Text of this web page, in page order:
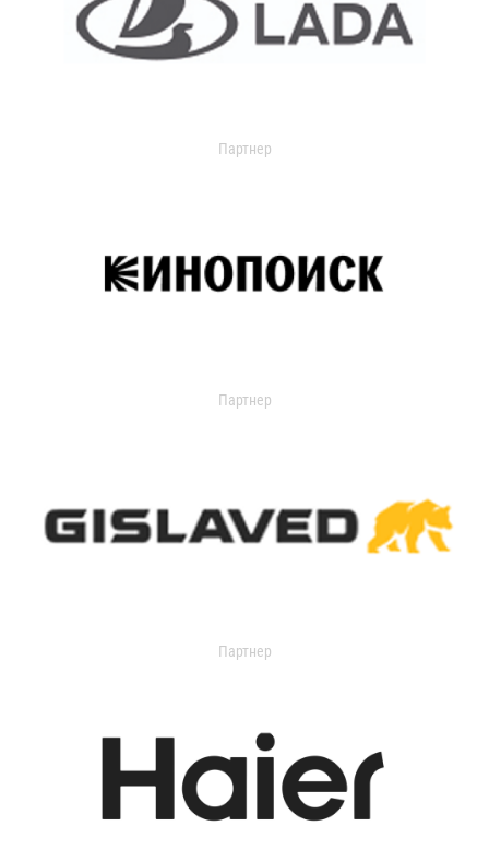
Партнер
Партнер
Партнер